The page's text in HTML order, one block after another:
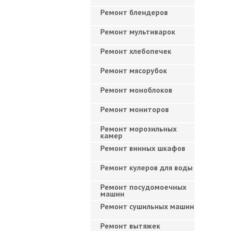
Ремонт блендеров
Ремонт мультиварок
Ремонт хлебопечек
Ремонт мясорубок
Ремонт моноблоков
Ремонт мониторов
Ремонт морозильных
камер
Ремонт винных шкафов
Ремонт кулеров для воды
Ремонт посудомоечных
машин
Ремонт сушильных машин
Ремонт вытяжек